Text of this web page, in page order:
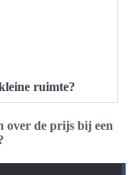
ruimte?
over de prijs bij een